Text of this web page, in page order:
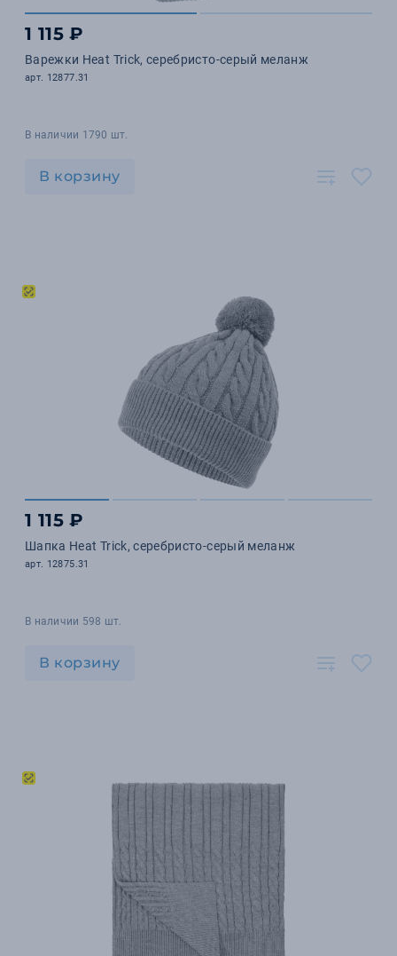
1 115 ₽
Варежки Heat Trick, серебристо-серый меланж
арт. 12877.31
В наличии 1790 шт.
В корзину
1 115 ₽
Шапка Heat Trick, серебристо-серый меланж
арт. 12875.31
В наличии 598 шт.
В корзину